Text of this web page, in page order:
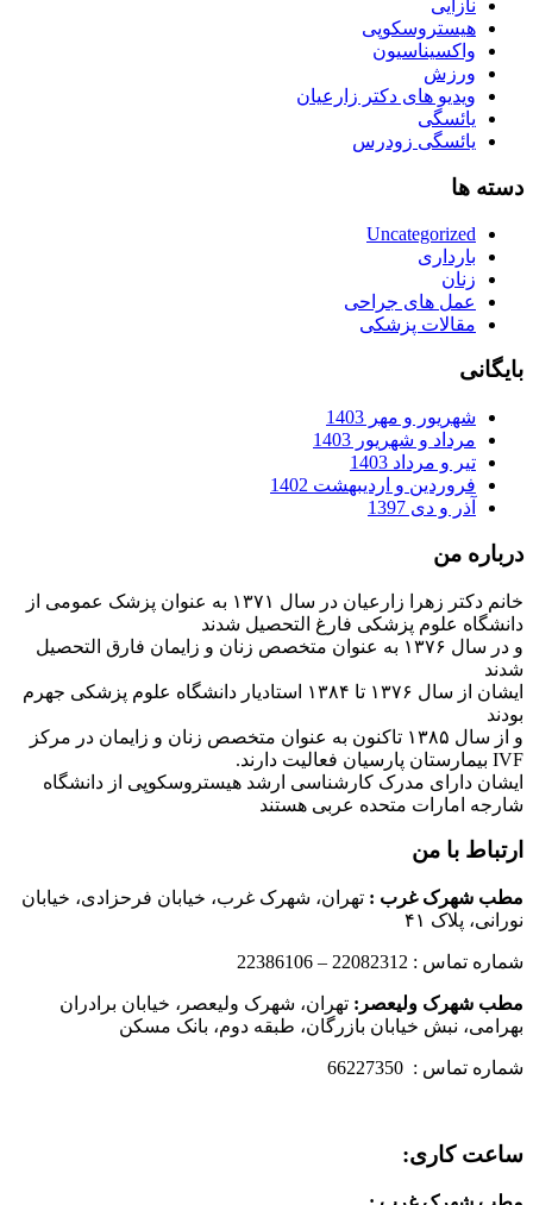
نازایی
هیستروسکوپی
واکسیناسیون
ورزش
ویدیو های دکتر زارعیان
یائسگی
یائسگی زودرس
دسته ها
Uncategorized
بارداری
زنان
عمل های جراحی
مقالات پزشکی
بایگانی
شهریور و مهر 1403
مرداد و شهریور 1403
تیر و مرداد 1403
فروردین و اردیبهشت 1402
آذر و دی 1397
درباره من
خانم دکتر زهرا زارعیان در سال ۱۳۷۱ به عنوان پزشک عمومی از
دانشگاه علوم پزشکی فارغ التحصیل شدند
و در سال ۱۳۷۶ به عنوان متخصص زنان و زایمان فارق التحصیل
شدند
ایشان از سال ۱۳۷۶ تا ۱۳۸۴ استادیار دانشگاه علوم پزشکی جهرم
بودند
و از سال ۱۳۸۵ تاکنون به عنوان متخصص زنان و زایمان در مرکز
IVF بیمارستان پارسیان فعالیت دارند.
ایشان دارای مدرک کارشناسی ارشد هیستروسکوپی از دانشگاه
شارجه امارات متحده عربی هستند
ارتباط با من
مطب شهرک غرب : تهران، شهرک غرب، خیابان فرحزادی، خیابان
نورانی، پلاک ۴۱
شماره تماس : 22082312 – 22386106
مطب شهرک ولیعصر: تهران، شهرک ولیعصر، خیابان برادران
بهرامی، نبش خیابان بازرگان، طبقه دوم، بانک مسکن
شماره تماس : 66227350
ساعت کاری: